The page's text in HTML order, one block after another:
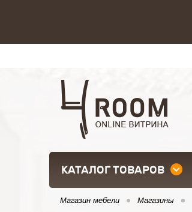
КАТАЛОГ ТОВАРОВ
Магазин мебели Магазины